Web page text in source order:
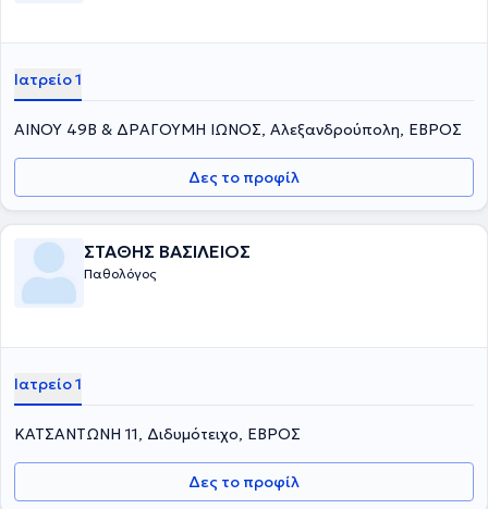
Ιατρείο 1
ΑΙΝΟΥ 49Β & ΔΡΑΓΟΥΜΗ ΙΩΝΟΣ, Αλεξανδρούπολη, ΕΒΡΟΣ
Δες το προφίλ
ΣΤΑΘΗΣ ΒΑΣΙΛΕΙΟΣ
Παθολόγος
Ιατρείο 1
ΚΑΤΣΑΝΤΩΝΗ 11, Διδυμότειχο, ΕΒΡΟΣ
Δες το προφίλ